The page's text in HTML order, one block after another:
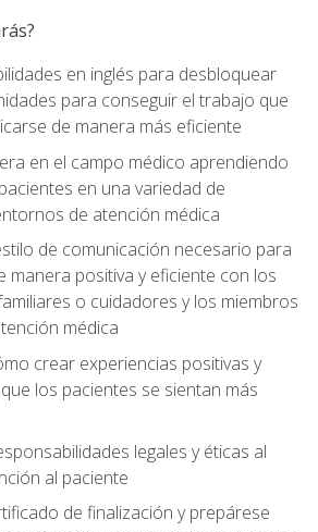
en inglés para desbloquear
para conseguir el trabajo que
de manera más eficiente
en el campo médico aprendiendo
en una variedad de
de atención médica
de comunicación necesario para
manera positiva y eficiente con los
o cuidadores y los miembros
médica
crear experiencias positivas y
los pacientes se sientan más
legales y éticas al
al paciente
de finalización y prepárese